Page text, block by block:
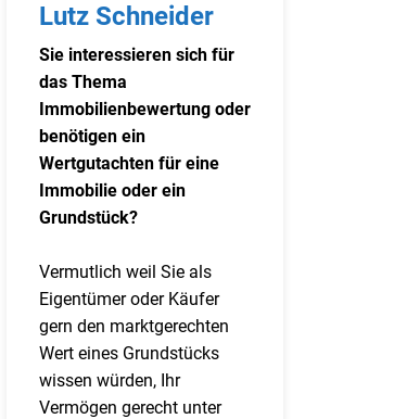
Lutz Schneider
Sie interessieren sich für
das Thema
Immobilienbewertung oder
benötigen ein
Wertgutachten für eine
Immobilie oder ein
Grundstück?
Vermutlich weil Sie als
Eigentümer oder Käufer
gern den marktgerechten
Wert eines Grundstücks
wissen würden, Ihr
Vermögen gerecht unter